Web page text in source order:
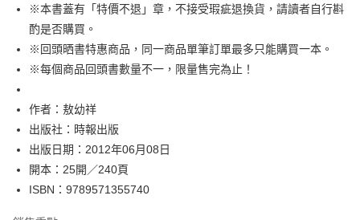
付款後7-11取貨
每筆NT$60，滿NT$499(含以上)免運費
宅配
每筆NT$100，滿NT$499(含以上)免運費
※本書蓋有「特價不退」章，不接受瑕疵退換貨，請讀者自行斟
酌是否購買。
※回頭晒書特惠商品，同一商品單筆訂單最多只能購買一本。
※每個商品回頭書數量不一，限量售完為止！
作者：敖幼祥
出版社：時報出版
出版日期：2012年06月08日
開本：25開／240頁
ISBN：9789571355740